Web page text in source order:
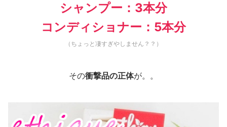
シャンプー：3本分
コンディショナー：5本分
（ちょっと凄すぎやしません？？）
その衝撃品の正体が。。